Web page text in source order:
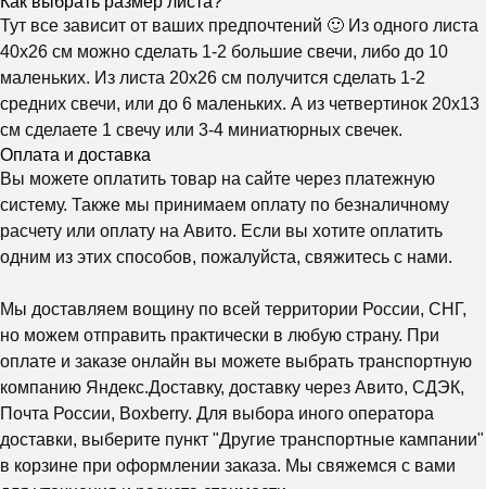
Тут все зависит от ваших предпочтений 🙂 Из одного листа
40х26 см можно сделать 1-2 большие свечи, либо до 10
маленьких. Из листа 20х26 см получится сделать 1-2
средних свечи, или до 6 маленьких. А из четвертинок 20х13
см сделаете 1 свечу или 3-4 миниатюрных свечек.
Оплата и доставка
Вы можете оплатить товар на сайте через платежную
систему. Также мы принимаем оплату по безналичному
расчету или оплату на Авито. Если вы хотите оплатить
одним из этих способов, пожалуйста, свяжитесь с нами.
Мы доставляем вощину по всей территории России, СНГ,
но можем отправить практически в любую страну. При
оплате и заказе онлайн вы можете выбрать транспортную
компанию Яндекс.Доставку, доставку через Авито, СДЭК,
Почта России, Boxberry. Для выбора иного оператора
доставки, выберите пункт "Другие транспортные кампании"
в корзине при оформлении заказа. Мы свяжемся с вами
Почему выбирают